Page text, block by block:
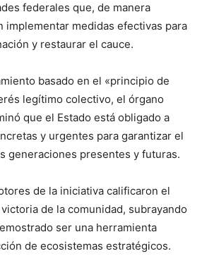
federales que, de manera
implementar medidas efectivas para
y restaurar el cauce.
basado en el «principio de
legítimo colectivo, el órgano
que el Estado está obligado a
y urgentes para garantizar el
generaciones presentes y futuras.
de la iniciativa calificaron el
de la comunidad, subrayando
ser una herramienta
de ecosistemas estratégicos.